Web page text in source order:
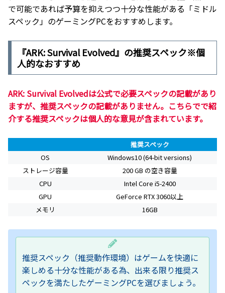
で可能であれば予算を抑えつつ十分な性能がある「ミドル
スペック」のゲーミングPCをおすすめします。
『ARK: Survival Evolved』の推奨スペック※個
人的なおすすめ
ARK: Survival Evolvedは公式で必要スペックの記載があり
ますが、推奨スペックの記載がありません。こちらでで紹
介する推奨スペックは個人的な意見が含まれています。
推奨スペック
OS
Windows10 (64-bit versions)
ストレージ容量
200 GB の空き容量
CPU
Intel Core i5-2400
GPU
GeForce RTX 3060以上
メモリ
16GB
推奨スペック（推奨動作環境）はゲームを快適に
楽しめる十分な性能がある為、出来る限り推奨ス
ペックを満たしたゲーミングPCを選びましょう。